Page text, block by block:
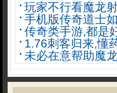
玩家不行看魔龙
手机版传奇道士
传奇类手游,都是
1.76刺客归来,懂
未必在意帮助魔